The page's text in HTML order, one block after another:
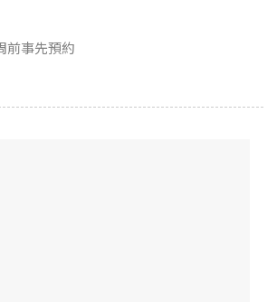
前事先預約